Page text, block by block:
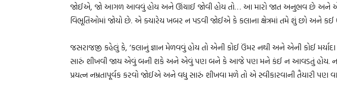
જોઈએ, જો આગળ આવવું હોય અને ઊંચાઈ જોવી હોય તો… આ મારો જાત અનુભવ છે
વિભૂતિઓમાં જોયો છે. એ ક્યારેય ખબર ન પડવી જોઈએ કે કલાના ક્ષેત્રમાં તમે શું છો અને કઈ
જસરાજજી કહેલું કે, ‘કલાનું જ્ઞાન મેળવવું હોય તો એની કોઈ ઉંમર નથી અને એની કોઈ
સારું શીખવી જાય એવું બની શકે અને એવું પણ બને કે આજે પણ મને કંઈ ન આવડતું હોય. ન
પ્રયત્ન નમ્રતાપૂર્વક કરવો જોઈએ અને વધુ સારું શીખવા મળે તો એ સ્વીકારવાની તૈયારી પણ